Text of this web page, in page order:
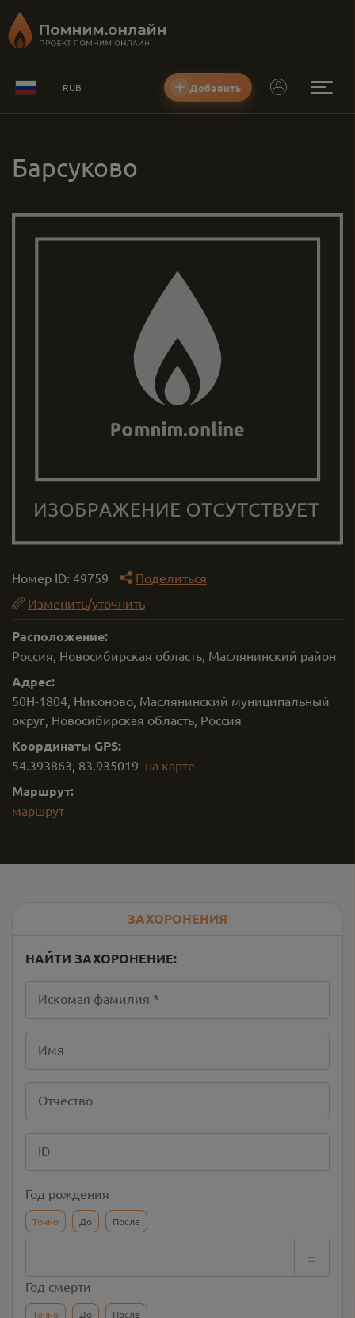
RUB Добавить
Барсуково
Номер ID: 49759
Поделиться
Изменить/уточнить
Расположение:
Россия, Новосибирская область, Маслянинский район
Адрес:
50Н-1804, Никоново, Маслянинский муниципальный
округ, Новосибирская область, Россия
Координаты GPS:
54.393863, 83.935019 на карте
Маршрут:
маршрут
ЗАХОРОНЕНИЯ
НАЙТИ ЗАХОРОНЕНИЕ:
Искомая фамилия *
Имя
Отчество
ID
Год рождения
Точно До После
=
Год смерти
Точно До После